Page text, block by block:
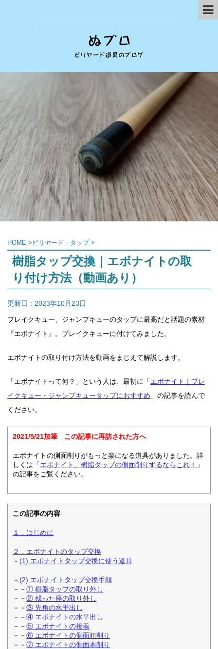
HOME > ビリヤード－タップ >
樹脂タップ交換｜エボナイトの取
り付け方法（動画あり）
更新日： 2023年10月23日
ブレイクキュー、ジャンプキューのタップに最高だと話題の素材
『エボナイト』。ブレイクキューに付けてみました。
エボナイトの取り付け方法を動画をまじえて解説します。
「エボナイトって何？」という人は、最初に「 エボナイト｜ブレ
イクキュー・ジャンプキュータップにおすすめ 」の記事を読んで
ください。
2021/5/21加筆 この記事に再訪された方へ
エボナイトの側面削りがもっと楽になる道具がありました。詳
しくは「 エボナイト、樹脂タップの側面削りするならこれ！
」
の記事をご覧ください。
この記事の内容
１．はじめに
２．エボナイトのタップ交換
－ (1) エボナイトタップ交換に使う道具
－ (2) エボナイトタップ交換手順
－－ ① 樹脂タップの取り外し
－－ ② 残った座の取り外し
－－ ③ 先角の水平出し
－－ ④ エボナイトの水平出し
－－ ⑤ エボナイトの接着
－－ ⑥ エボナイトの側面粗削り
－－ ⑦ エボナイトの側面本削り